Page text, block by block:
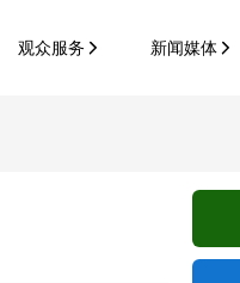
观众服务 新闻媒体